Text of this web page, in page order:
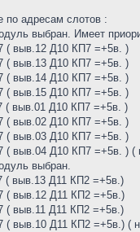
по адресам слотов :
выбран. Имеет
( выв.12 Д10 КП7 =+5в. )
( выв.13 Д10 КП7 =+5в. )
( выв.14 Д10 КП7 =+5в. )
( выв.15 Д10 КП7 =+5в. )
( выв.01 Д10 КП7 =+5в. )
( выв.02 Д10 КП7 =+5в. )
( выв.03 Д10 КП7 =+5в. )
( выв.04 Д10 КП7 =+5в. ) (
выбран.
( выв.13 Д11 КП2 =+5в.)
( выв.12 Д11 КП2 =+5в.)
( выв.11 Д11 КП2 =+5в.)
( выв.10 Д11 КП2 =+5в.) (